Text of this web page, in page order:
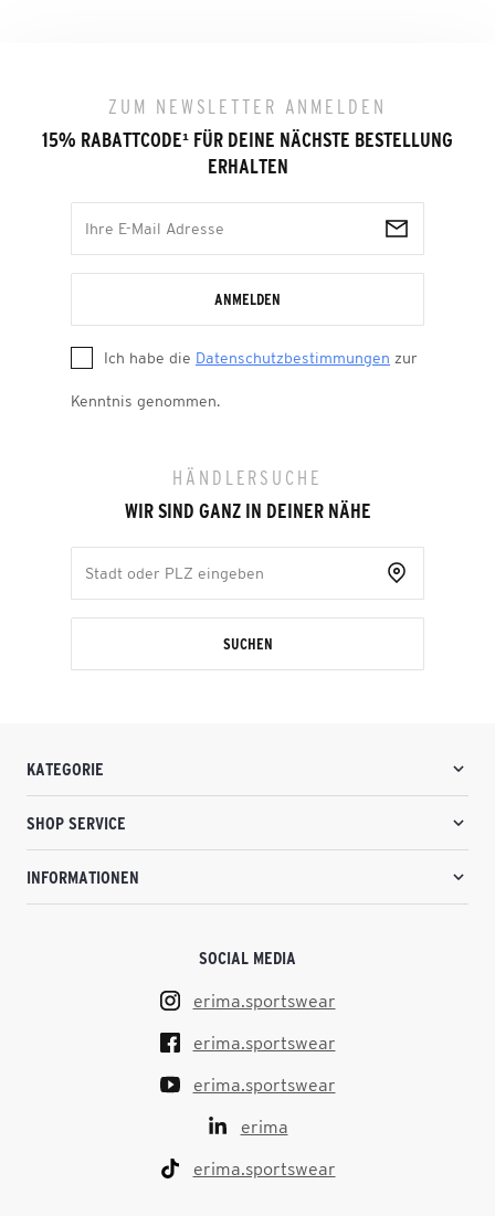
ZUM NEWSLETTER ANMELDEN
15% RABATTCODE¹ FÜR DEINE NÄCHSTE BESTELLUNG
ERHALTEN
ANMELDEN
Ich habe die Datenschutzbestimmungen zur
Kenntnis genommen.
HÄNDLERSUCHE
WIR SIND GANZ IN DEINER NÄHE
SUCHEN
KATEGORIE
SHOP SERVICE
INFORMATIONEN
SOCIAL MEDIA
erima.sportswear
erima.sportswear
erima.sportswear
erima
erima.sportswear